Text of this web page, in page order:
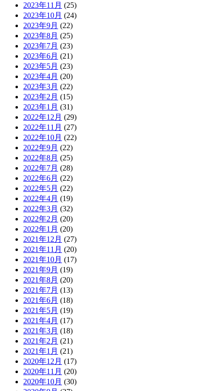
2023年11月 (25)
2023年10月 (24)
2023年9月 (22)
2023年8月 (25)
2023年7月 (23)
2023年6月 (21)
2023年5月 (23)
2023年4月 (20)
2023年3月 (22)
2023年2月 (15)
2023年1月 (31)
2022年12月 (29)
2022年11月 (27)
2022年10月 (22)
2022年9月 (22)
2022年8月 (25)
2022年7月 (28)
2022年6月 (22)
2022年5月 (22)
2022年4月 (19)
2022年3月 (32)
2022年2月 (20)
2022年1月 (20)
2021年12月 (27)
2021年11月 (20)
2021年10月 (17)
2021年9月 (19)
2021年8月 (20)
2021年7月 (13)
2021年6月 (18)
2021年5月 (19)
2021年4月 (17)
2021年3月 (18)
2021年2月 (21)
2021年1月 (21)
2020年12月 (17)
2020年11月 (20)
2020年10月 (30)